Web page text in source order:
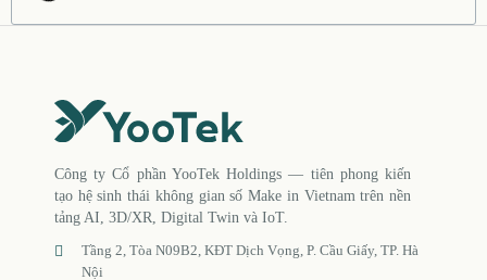
Công ty Cổ phần YooTek Holdings — tiên phong kiến
tạo hệ sinh thái không gian số Make in Vietnam trên nền
tảng AI, 3D/XR, Digital Twin và IoT.
Tầng 2, Tòa N09B2, KĐT Dịch Vọng, P. Cầu Giấy, TP. Hà
Nội